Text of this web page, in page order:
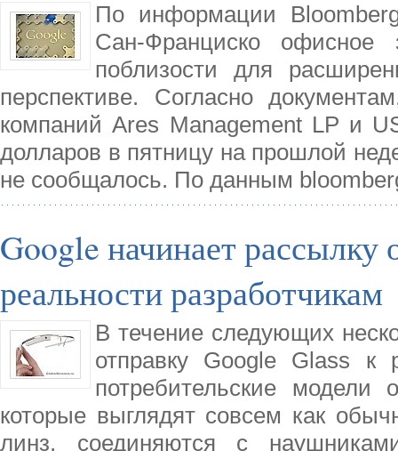
По информации
Сан-Франциско
поблизости для
перспективе. Согласно
компаний Ares Management LP и
долларов в пятницу на прошлой
не сообщалось. По данным
Google начинает рассылку
реальности разработчикам
В течение следующих
отправку Google Glass к
потребительские модели
которые выглядят совсем как
линз, соединяются с